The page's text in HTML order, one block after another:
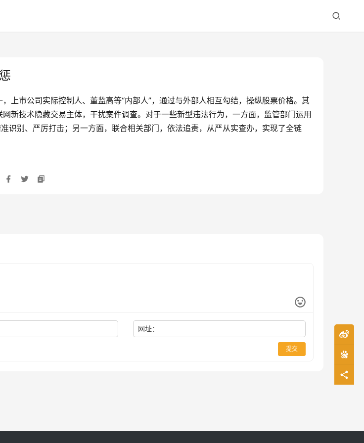
上市公司实际控制人、董监高等“内部人”，通过与外部人相互勾结，操纵股票价格。其
新技术隐藏交易主体，干扰案件调查。对于一些新型违法行为，一方面，监管部门运用
识别、严厉打击；另一方面，联合相关部门，依法追责，从严从实查办，实现了全链
网址：
提交